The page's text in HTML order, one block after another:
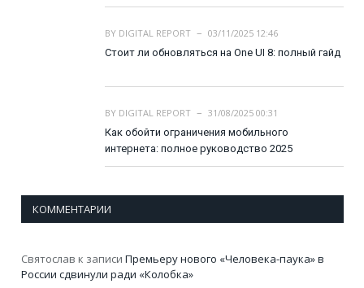
BY DIGITAL REPORT
03/11/2025 12:46
Стоит ли обновляться на One UI 8: полный гайд
BY DIGITAL REPORT
31/08/2025 00:31
Как обойти ограничения мобильного
интернета: полное руководство 2025
КОММЕНТАРИИ
Святослав к записи Премьеру нового «Человека-паука» в
России сдвинули ради «Колобка»